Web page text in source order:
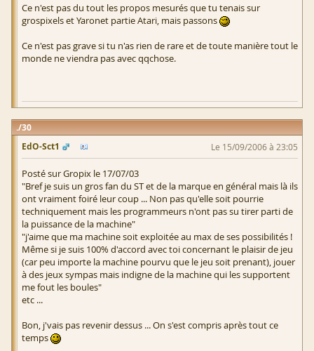
Ce n'est pas du tout les propos mesurés que tu tenais sur
grospixels et Yaronet partie Atari, mais passons
Ce n'est pas grave si tu n'as rien de rare et de toute manière tout le
monde ne viendra pas avec qqchose.
30
EdO-Sct1
Le 15/09/2006 à 23:05
Posté sur Gropix le 17/07/03
"Bref je suis un gros fan du ST et de la marque en général mais là ils
ont vraiment foiré leur coup ... Non pas qu'elle soit pourrie
techniquement mais les programmeurs n'ont pas su tirer parti de
la puissance de la machine"
"j'aime que ma machine soit exploitée au max de ses possibilités !
Même si je suis 100% d'accord avec toi concernant le plaisir de jeu
(car peu importe la machine pourvu que le jeu soit prenant), jouer
à des jeux sympas mais indigne de la machine qui les supportent
me fout les boules"
etc ...
Bon, j'vais pas revenir dessus ... On s'est compris après tout ce
temps